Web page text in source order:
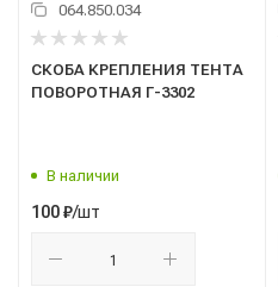
064.850.034
СКОБА КРЕПЛЕНИЯ ТЕНТА
ПОВОРОТНАЯ Г-3302
В наличии
100₽/шт